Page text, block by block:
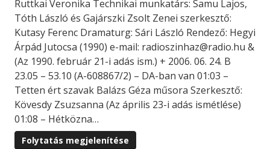
Ruttkai Veronika Technikai munkatárs: Samu Lajos,
Tóth László és Gajárszki Zsolt Zenei szerkesztő:
Kutasy Ferenc Dramaturg: Sári László Rendező: Hegyi
Árpád Jutocsa (1990) e-mail: radioszinhaz@radio.hu &
(Az 1990. február 21-i adás ism.) + 2006. 06. 24. B
23.05 – 53.10 (A-608867/2) – DA-ban van 01:03 –
Tetten ért szavak Balázs Géza műsora Szerkesztő:
Kövesdy Zsuzsanna (Az április 23-i adás ismétlése)
01:08 – Hétközna…
Folytatás megjelenítése